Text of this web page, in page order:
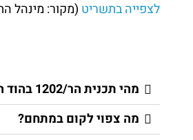
לצפייה בתשריט (מקור: מינהל
מהי תכנית הר/1202 בהוד השרון?
מה צפוי לקום במתחם?